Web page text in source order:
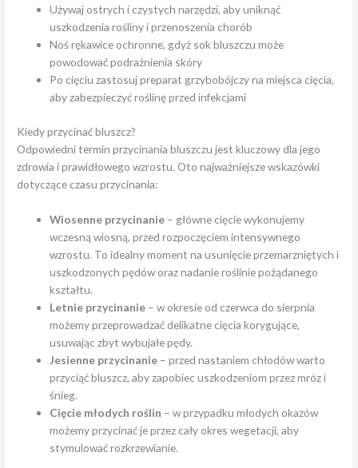
Używaj ostrych i czystych narzędzi, aby uniknąć
uszkodzenia rośliny i przenoszenia chorób
Noś rękawice ochronne, gdyż sok bluszczu może
powodować podrażnienia skóry
Po cięciu zastosuj preparat grzybobójczy na miejsca cięcia,
aby zabezpieczyć roślinę przed infekcjami
Kiedy przycinać bluszcz?
Odpowiedni termin przycinania bluszczu jest kluczowy dla jego
zdrowia i prawidłowego wzrostu. Oto najważniejsze wskazówki
dotyczące czasu przycinania:
Wiosenne przycinanie – główne cięcie wykonujemy
wczesną wiosną, przed rozpoczęciem intensywnego
wzrostu. To idealny moment na usunięcie przemarzniętych i
uszkodzonych pędów oraz nadanie roślinie pożądanego
kształtu.
Letnie przycinanie – w okresie od czerwca do sierpnia
możemy przeprowadzać delikatne cięcia korygujące,
usuwając zbyt wybujałe pędy.
Jesienne przycinanie – przed nastaniem chłodów warto
przyciąć bluszcz, aby zapobiec uszkodzeniom przez mróz i
śnieg.
Cięcie młodych roślin – w przypadku młodych okazów
możemy przycinać je przez cały okres wegetacji, aby
stymulować rozkrzewianie.